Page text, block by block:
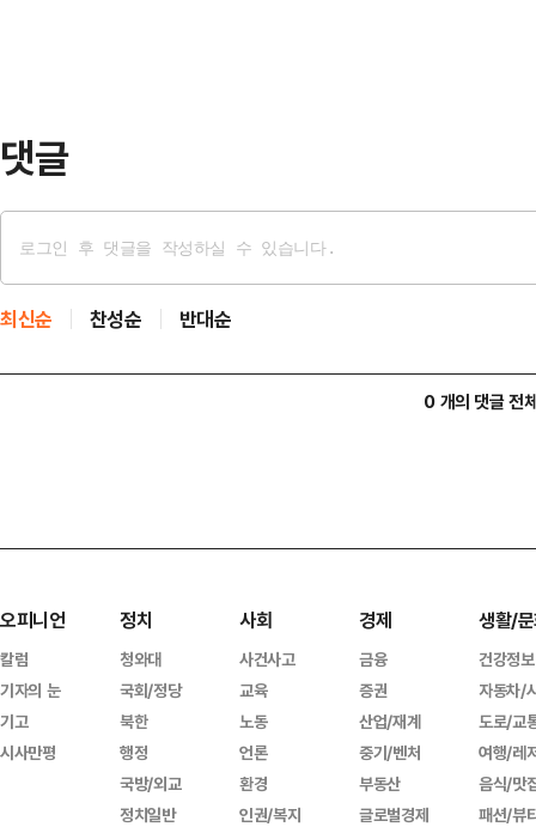
댓글
최신순 찬성순 반대순
0 개의 댓글 전
오피니언
칼럼
기자의 눈
기고
시사만평
정치
청와대
국회/정당
북한
행정
국방/외교
정치일반
사회
사건사고
교육
노동
언론
환경
인권/복지
경제
금융
증권
산업/재계
중기/벤처
부동산
글로벌경제
생활/
건강정보
자동차/
도로/교
여행/레
음식/맛
패션/뷰